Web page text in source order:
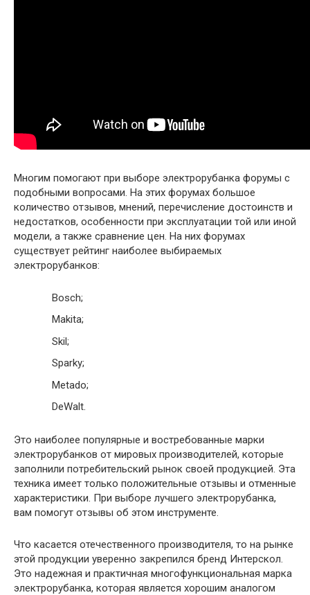
Многим помогают при выборе электрорубанка форумы с
подобными вопросами. На этих форумах большое
количество отзывов, мнений, перечисление достоинств и
недостатков, особенности при эксплуатации той или иной
модели, а также сравнение цен. На них форумах
существует рейтинг наиболее выбираемых
электрорубанков:
Bosch;
Makita;
Skil;
Sparky;
Metado;
DeWalt.
Это наиболее популярные и востребованные марки
электрорубанков от мировых производителей, которые
заполнили потребительский рынок своей продукцией. Эта
техника имеет только положительные отзывы и отменные
характеристики. При выборе лучшего электрорубанка,
вам помогут отзывы об этом инструменте.
Что касается отечественного производителя, то на рынке
этой продукции уверенно закрепился бренд Интерскол.
Это надежная и практичная многофункциональная марка
электрорубанка, которая является хорошим аналогом